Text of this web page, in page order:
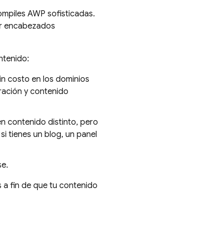
AWP sofisticadas.
encabezados
costo en los dominios
y contenido
contenido distinto, pero
tienes un blog, un panel
a fin de que tu contenido